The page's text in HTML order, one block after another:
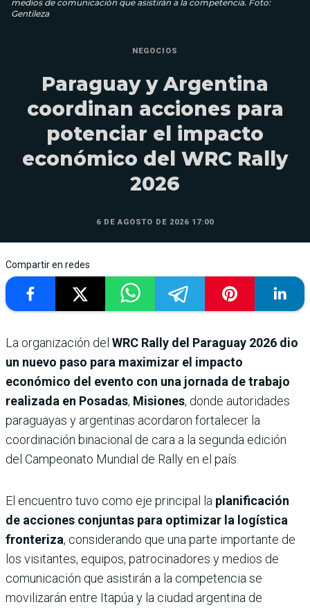
medios de comunicación que asistirán a la competencia. Foto:
Gentileza
NEGOCIOS
Paraguay y Argentina
coordinan acciones para
potenciar el impacto
económico del WRC Rally
2026
6 DE AGOSTO DE 2026 17:00
Compartir en redes
La organización del WRC Rally del Paraguay 2026 dio
un nuevo paso para maximizar el impacto
económico del evento con una jornada de trabajo
realizada en Posadas, Misiones, donde autoridades
paraguayas y argentinas acordaron fortalecer la
coordinación binacional de cara a la segunda edición
del Campeonato Mundial de Rally en el país.
El encuentro tuvo como eje principal la planificación
de acciones conjuntas para optimizar la logística
fronteriza, considerando que una parte importante de
los visitantes, equipos, patrocinadores y medios de
comunicación que asistirán a la competencia se
movilizarán entre Itapúa y la ciudad argentina de